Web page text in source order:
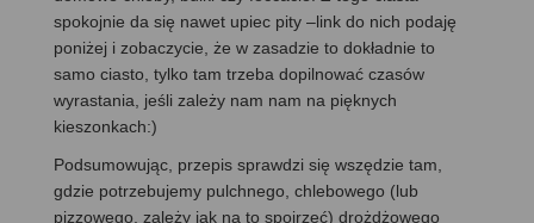
spokojnie da się nawet upiec pity –link do nich podaję
poniżej i zobaczycie, że w zasadzie to dokładnie to
samo ciasto, tylko tam trzeba dopilnować czasów
wyrastania, jeśli zależy nam nam na pięknych
kieszonkach:)
Podsumowując, przepis sprawdzi się wszędzie tam,
gdzie potrzebujemy pulchnego, chlebowego (lub
pizzowego, zależy jak na to spojrzeć) drożdżowego